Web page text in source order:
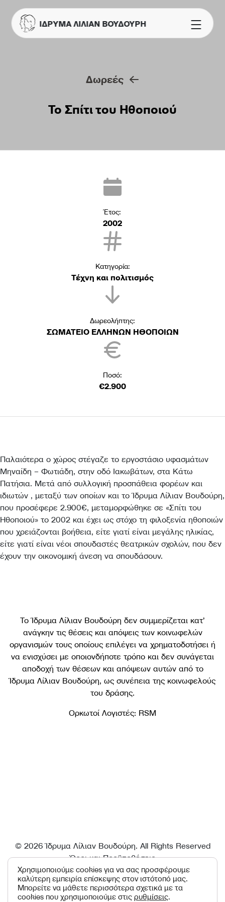
ΙΔΡΥΜΑ ΛΙΛΙΑΝ ΒΟΥΔΟΥΡΗ
Δωρεές
Το Σπίτι του Ηθοποιού
Έτος:
2002
Κατηγορία:
Τέχνη και πολιτισμός
Δωρεολήπτης:
ΣΩΜΑΤΕΙΟ ΕΛΛΗΝΩΝ ΗΘΟΠΟΙΩΝ
Ποσό:
€2.900
Παλαιότερα ο χώρος στέγαζε το εργοστάσιο υφασμάτων
Μηναίδη – Φωτιάδη, στην οδό Ιακωβάτων, στα Κάτω
Πατήσια. Μετά από συλλογική προσπάθεια φορέων και
ιδιωτών , μεταξύ των οποίων και το Ίδρυμα Λίλιαν Βουδούρη,
που προσέφερε 2.900€, μεταμορφώθηκε σε «Σπίτι του
Ηθοποιού» το 2002 και έχει ως στόχο τη φιλοξενία ηθοποιών
που χρειάζονται βοήθεια, είτε γιατί είναι μεγάλης ηλικίας,
είτε γιατί είναι νέοι σπουδαστές θεατρικών σχολών, που δεν
έχουν την οικονομική άνεση να σπουδάσουν.
Το Ίδρυμα Λίλιαν Βουδούρη δεν συμμερίζεται κατ’
ανάγκην τις θέσεις και απόψεις των κοινωφελών
οργανισμών τους οποίους επιλέγει να χρηματοδοτήσει ή
να ενισχύσει με οποιονδήποτε τρόπο και δεν συνάγεται
αποδοχή των θέσεων και απόψεων αυτών από το
Ίδρυμα Λίλιαν Βουδούρη, ως συνέπεια της κοινωφελούς
του δράσης.
Ορκωτοί Λογιστές: RSM
© 2026 Ίδρυμα Λίλιαν Βουδούρη. All Rights Reserved
Όροι και Προϋποθέσεις
Επικοινωνία
Ρυθμίσεις cookies
Χρησιμοποιούμε cookies για να σας προσφέρουμε
καλύτερη εμπειρία επίσκεψης στον ιστότοπό μας.
Μπορείτε να μάθετε περισσότερα σχετικά με τα
cookies που χρησιμοποιούμε στις ρυθμίσεις.